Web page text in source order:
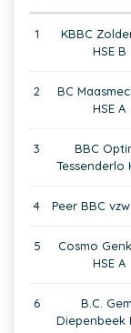
1
KBBC
HSE B
2
BC
HSE A
3
BBC
Tessenderlo
4 Peer BBC vzw
5
Cosmo
HSE A
6
B.C.
Diepenbeek